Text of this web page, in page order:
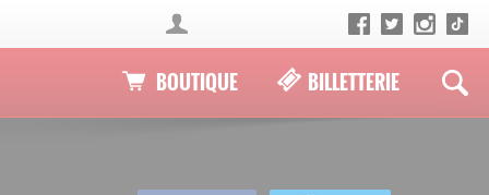
BOUTIQUE BILLETTERIE